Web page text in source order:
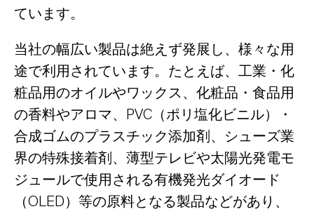
ています。
当社の幅広い製品は絶えず発展し、様々な用
途で利用されています。たとえば、工業・化
粧品用のオイルやワックス、化粧品・食品用
の香料やアロマ、PVC（ポリ塩化ビニル）・
合成ゴムのプラスチック添加剤、シューズ業
界の特殊接着剤、薄型テレビや太陽光発電モ
ジュールで使用される有機発光ダイオード
（OLED）等の原料となる製品などがあり、